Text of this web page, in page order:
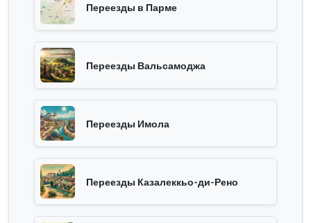
Переезды в Парме
Переезды Вальсамоджа
Переезды Имола
Переезды Казалеккьо-ди-Рено